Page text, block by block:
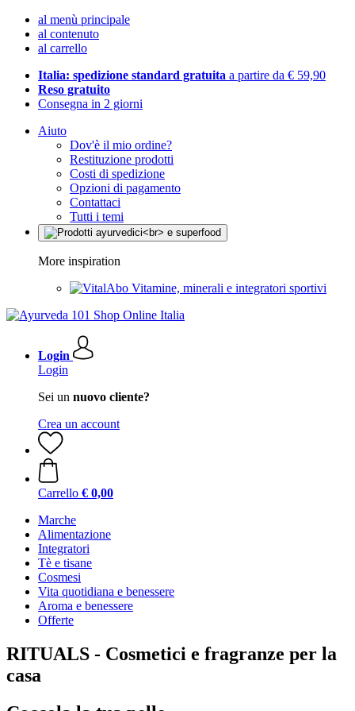
al menù principale
al contenuto
al carrello
Italia: spedizione standard gratuita a partire da € 59,90
Reso gratuito
Consegna in 2 giorni
Aiuto
Dov'è il mio ordine?
Restituzione prodotti
Costi di spedizione
Opzioni di pagamento
Contattaci
Tutti i temi
More inspiration
Vitamine, minerali e integratori sportivi
Login
Login
Sei un nuovo cliente?
Crea un account
Carrello € 0,00
Marche
Alimentazione
Integratori
Tè e tisane
Cosmesi
Vita quotidiana e benessere
Aroma e benessere
Offerte
RITUALS - Cosmetici e fragranze per la
casa